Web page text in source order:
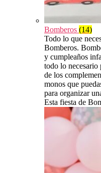
Bomberos (14)
Todo lo que
Bomberos.
y cumpleaños
todo lo necesario
de los
monos que
para organizar
Esta fiesta de